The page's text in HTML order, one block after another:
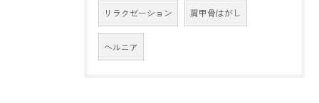
リラクゼーション 肩甲骨はがし
ヘルニア